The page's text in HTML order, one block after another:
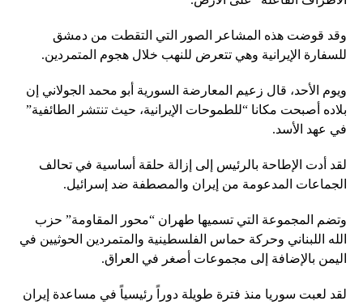
وقد قوضت هذه المشاعر الصور التي التقطت من دمشق
للسفارة الإيرانية وهي تتعرض للنهب خلال هجوم المتمردين.
ويوم الأحد، قال زعيم المعارضة السورية أبو محمد الجولاني إن
بلاده أصبحت مكانا “للطموحات الإيرانية، حيث تنتشر الطائفية”
في عهد الأسد.
لقد أدت الإطاحة بالرئيس إلى إزالة حلقة أساسية في تحالف
الجماعات المدعومة من إيران والمصطفة ضد إسرائيل.
وتضم المجموعة التي تسميها طهران “محور المقاومة” حزب
الله اللبناني وحركة حماس الفلسطينية والمتمردين الحوثيين في
اليمن بالإضافة إلى مجموعات أصغر في العراق.
لقد لعبت سوريا منذ فترة طويلة دوراً رئيسياً في مساعدة إيران